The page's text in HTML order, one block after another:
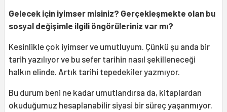
Gelecek için iyimser misiniz? Gerçekleşmekte olan bu
sosyal değişimle ilgili öngörüleriniz var mı?
Kesinlikle çok iyimser ve umutluyum. Çünkü şu anda bir
tarih yazılıyor ve bu sefer tarihin nasıl şekilleneceği
halkın elinde. Artık tarihi tepedekiler yazmıyor.
Bu durum beni ne kadar umutlandırsa da, kitaplardan
okuduğumuz hesaplanabilir siyasi bir süreç yaşanmıyor.